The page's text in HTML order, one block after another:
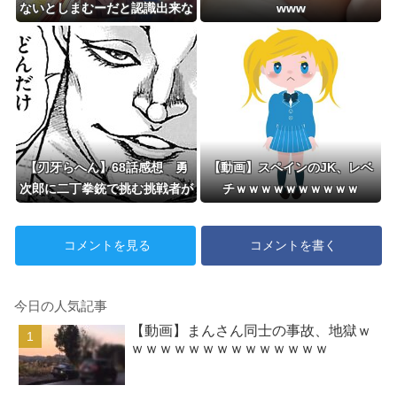
ないとしまむーだと認識出来な
くなる率が高い
www
【刃牙らへん】68話感想 勇
次郎に二丁拳銃で挑む挑戦者が
【動画】スペインのJK、レベ
チｗｗｗｗｗｗｗｗｗｗ
コメントを見る コメントを書く
今日の人気記事
【動画】まんさん同士の事故、地獄ｗ
ｗｗｗｗｗｗｗｗｗｗｗｗｗｗ